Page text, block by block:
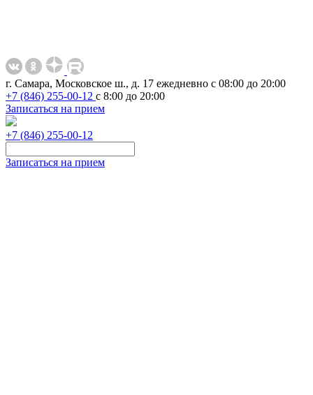
г. Самара, Московское ш., д. 17 ежедневно с 08:00 до 20:00
+7 (846) 255-00-12 с 8:00 до 20:00
Записаться на прием
+7 (846) 255-00-12
Записаться на прием